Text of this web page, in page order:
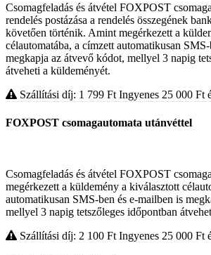
Csomagfeladás és átvétel FOXPOST
rendelés postázása a rendelés összegének
követően történik. Amint megérkezett a
célautomatába, a címzett automatikusan
megkapja az átvevő kódot, mellyel 3 napig
átveheti a küldeményét.
Szállítási díj: 1 799 Ft Ingyenes 25 000 Ft
FOXPOST csomagautomata utánvéttel
Csomagfeladás és átvétel FOXPOST
megérkezett a küldemény a kiválasztott
automatikusan SMS-ben és e-mailben is
mellyel 3 napig tetszőleges időpontban
Szállítási díj: 2 100 Ft Ingyenes 25 000 Ft